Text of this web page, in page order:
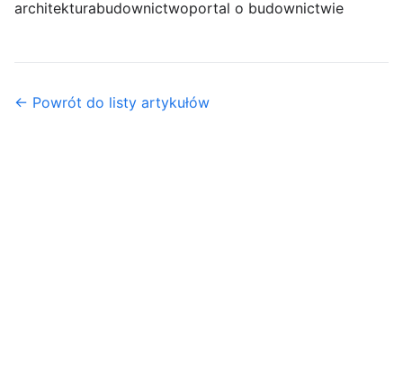
architekturabudownictwoportal o budownictwie
← Powrót do listy artykułów